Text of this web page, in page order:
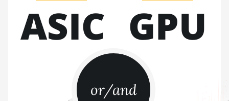
Immersion (301Th)
BITMAIN AntMiner S21 Pro
BITMAIN AntMiner S21 XP
BITMAIN AntMiner S21 XP
Hyd (473Th)
or/and
ASIC GPU